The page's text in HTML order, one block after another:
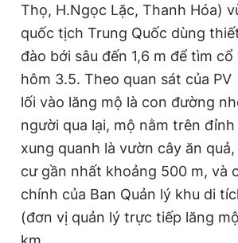
Thọ, H.Ngọc Lặc, Thanh Hóa)
quốc tịch Trung Quốc dùng
đào bới sâu đến 1,6 m để tìm
hôm 3.5. Theo quan sát của PV
lối vào lăng mộ là con đường
người qua lại, mộ nằm trên
xung quanh là vườn cây ăn
cư gần nhất khoảng 500 m, và
chính của Ban Quản lý khu di
(đơn vị quản lý trực tiếp lăng